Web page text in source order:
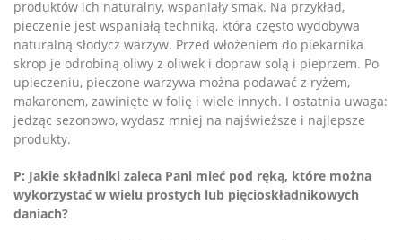
produktów ich naturalny, wspaniały smak. Na przykład,
pieczenie jest wspaniałą techniką, która często wydobywa
naturalną słodycz warzyw. Przed włożeniem do piekarnika
skrop je odrobiną oliwy z oliwek i dopraw solą i pieprzem. Po
upieczeniu, pieczone warzywa można podawać z ryżem,
makaronem, zawinięte w folię i wiele innych. I ostatnia uwaga:
jedząc sezonowo, wydasz mniej na najświeższe i najlepsze
produkty.
P: Jakie składniki zaleca Pani mieć pod ręką, które można
wykorzystać w wielu prostych lub pięcioskładnikowych
daniach?